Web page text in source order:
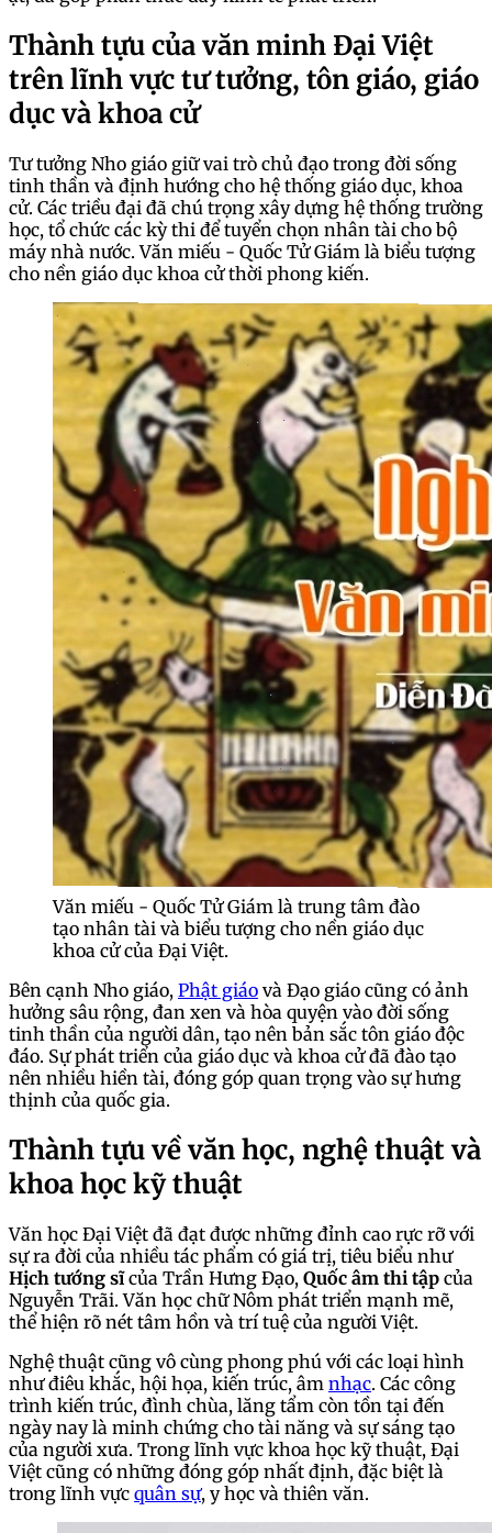
Thành tựu của văn minh Đại Việt
trên lĩnh vực tư tưởng, tôn giáo, giáo
dục và khoa cử
Tư tưởng Nho giáo giữ vai trò chủ đạo trong đời sống
tinh thần và định hướng cho hệ thống giáo dục, khoa
cử. Các triều đại đã chú trọng xây dựng hệ thống trường
học, tổ chức các kỳ thi để tuyển chọn nhân tài cho bộ
máy nhà nước. Văn miếu - Quốc Tử Giám là biểu tượng
cho nền giáo dục khoa cử thời phong kiến.
Văn miếu - Quốc Tử Giám là trung tâm đào
tạo nhân tài và biểu tượng cho nền giáo dục
khoa cử của Đại Việt.
Bên cạnh Nho giáo, Phật giáo và Đạo giáo cũng có ảnh
hưởng sâu rộng, đan xen và hòa quyện vào đời sống
tinh thần của người dân, tạo nên bản sắc tôn giáo độc
đáo. Sự phát triển của giáo dục và khoa cử đã đào tạo
nên nhiều hiền tài, đóng góp quan trọng vào sự hưng
thịnh của quốc gia.
Thành tựu về văn học, nghệ thuật và
khoa học kỹ thuật
Văn học Đại Việt đã đạt được những đỉnh cao rực rỡ với
sự ra đời của nhiều tác phẩm có giá trị, tiêu biểu như
Hịch tướng sĩcủa Trần Hưng Đạo, Quốc âm thi tập của
Nguyễn Trãi. Văn học chữ Nôm phát triển mạnh mẽ,
thể hiện rõ nét tâm hồn và trí tuệ của người Việt.
Nghệ thuật cũng vô cùng phong phú với các loại hình
như điêu khắc, hội họa, kiến trúc, âm nhạc. Các công
trình kiến trúc, đình chùa, lăng tẩm còn tồn tại đến
ngày nay là minh chứng cho tài năng và sự sáng tạo
của người xưa. Trong lĩnh vực khoa học kỹ thuật, Đại
Việt cũng có những đóng góp nhất định, đặc biệt là
trong lĩnh vực quân sự, y học và thiên văn.